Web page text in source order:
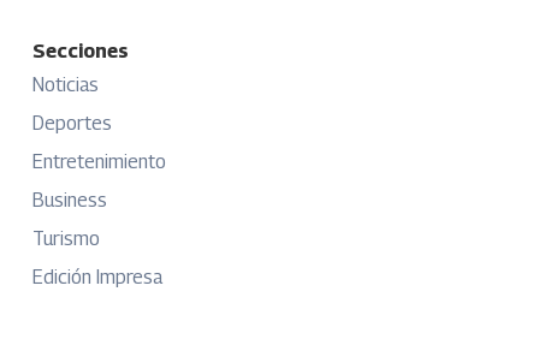
Secciones
Noticias
Deportes
Entretenimiento
Business
Turismo
Edición Impresa